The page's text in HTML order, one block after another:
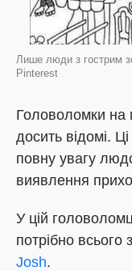
Лише люди з гострим
Pinterest
Головоломки на
досить відомі.
повну увагу
виявлення
У цій
потрібно всього
Josh.